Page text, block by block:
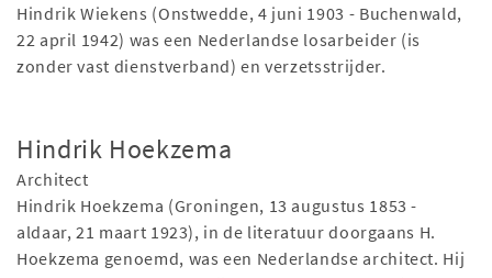
Hindrik Wiekens (Onstwedde, 4 juni 1903 - Buchenwald,
22 april 1942) was een Nederlandse losarbeider (is
zonder vast dienstverband) en verzetsstrijder.
Hindrik Hoekzema
Architect
Hindrik Hoekzema (Groningen, 13 augustus 1853 -
aldaar, 21 maart 1923), in de literatuur doorgaans H.
Hoekzema genoemd, was een Nederlandse architect. Hij